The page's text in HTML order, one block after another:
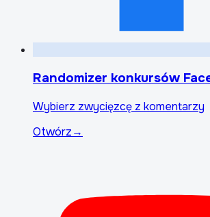
Randomizer konkursów
Wybierz zwycięzcę z komentarzy
Otwórz→